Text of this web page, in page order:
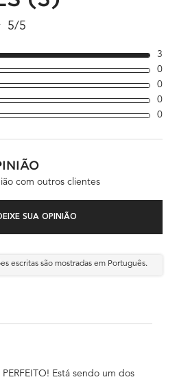
5/5
3
0
0
0
0
com outros clientes
SUA OPINIÃO
escritas são mostradas em Português.
PERFEITO! Está sendo um dos